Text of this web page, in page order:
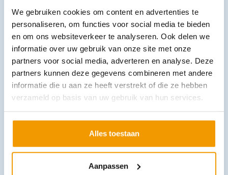
We gebruiken cookies om content en advertenties te
personaliseren, om functies voor social media te bieden
en om ons websiteverkeer te analyseren. Ook delen we
informatie over uw gebruik van onze site met onze
partners voor social media, adverteren en analyse. Deze
partners kunnen deze gegevens combineren met andere
informatie die u aan ze heeft verstrekt of die ze hebben
verzameld op basis van uw gebruik van hun services.
Alles toestaan
Aanpassen
IFAK navulling uitgebreid
€150,42 incl. btw
138 excl. btw
In winkelwagen
Leverbaar